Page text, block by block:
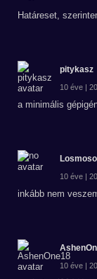
Határeset,
pitykasz
10 éve |
a minimális
10 éve |
inkább nem
10 éve |